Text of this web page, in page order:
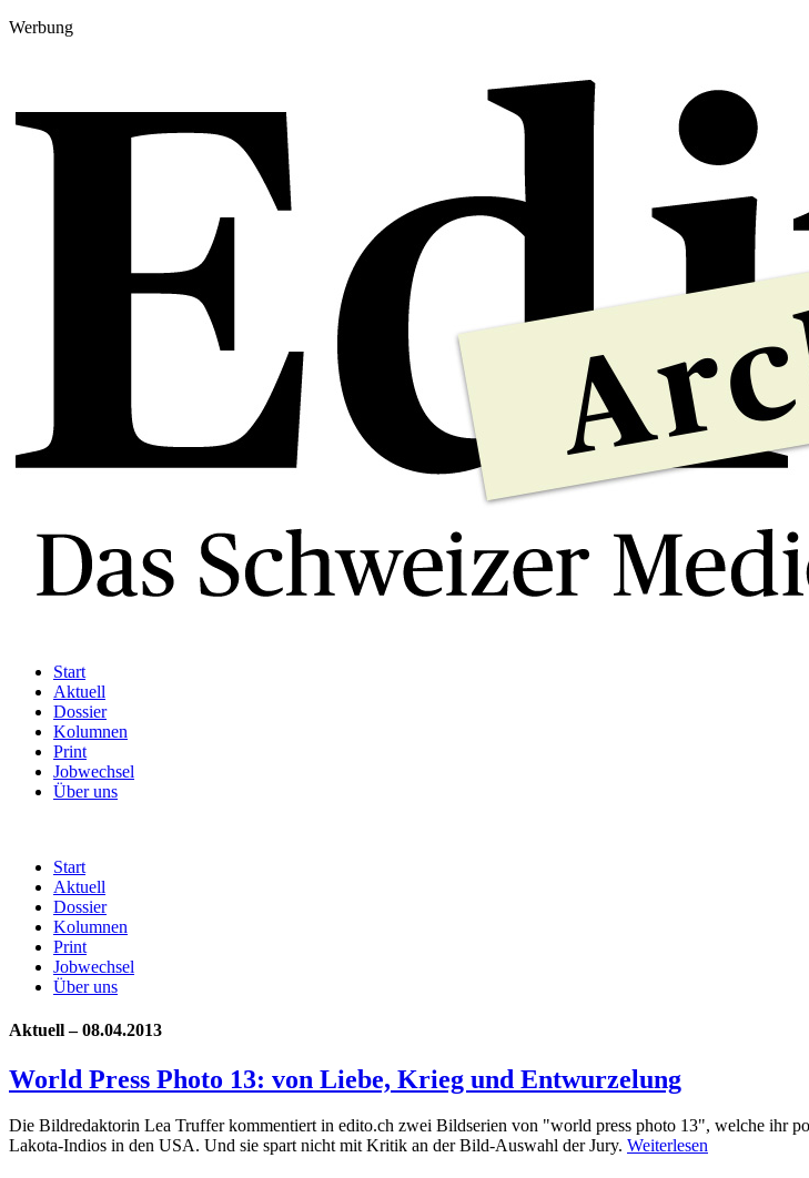
Werbung
Start
Aktuell
Dossier
Kolumnen
Print
Jobwechsel
Über uns
Start
Aktuell
Dossier
Kolumnen
Print
Jobwechsel
Über uns
Aktuell – 08.04.2013
World Press Photo 13: von Liebe, Krieg und Entwurzelung
Die Bildredaktorin Lea Truffer kommentiert in edito.ch zwei Bildserien von "world press photo 13", welche ihr
Lakota-Indios in den USA. Und sie spart nicht mit Kritik an der Bild-Auswahl der Jury. Weiterlesen